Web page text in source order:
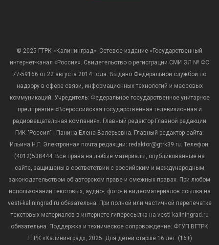
© 2025 ГТРК «Калининград». Сетевое издание «Государственный
интернет-канал «Россия». Свидетельство о регистрации СМИ ЭЛ № ФС
77-59166 от 22 августа 2014 года. Выдано Федеральной службой по
надзору в сфере связи, информационных технологий и массовых
коммуникаций. Учредитель: Федеральное государственное унитарное
предприятие «Всероссийская государственная телевизионная и
радиовещательная компания». Главный редактор Главной редакции
ГИК "Россия" - Панина Елена Валерьевна. Главный редактор сайта:
Ильина Н.Г. Электронная почта редакции: redaktor@gtrk39.ru. Телефон:
(4012)538444. Все права на любые материалы, опубликованные на
сайте, защищены в соответствии с российским и международным
законодательством об авторском праве и смежных правах. При любом
использовании текстовых, аудио-, фото- и видеоматериалов ссылка на
vesti-kaliningrad.ru обязательна. При полной или частичной перепечатке
текстовых материалов в интернете гиперссылка на vesti-kaliningrad.ru
обязательна. Поддержка и техническое сопровождение: ФГУП ВГТРК
ГТРК «Калининград», 2025. Для детей старше 16 лет. (16+)